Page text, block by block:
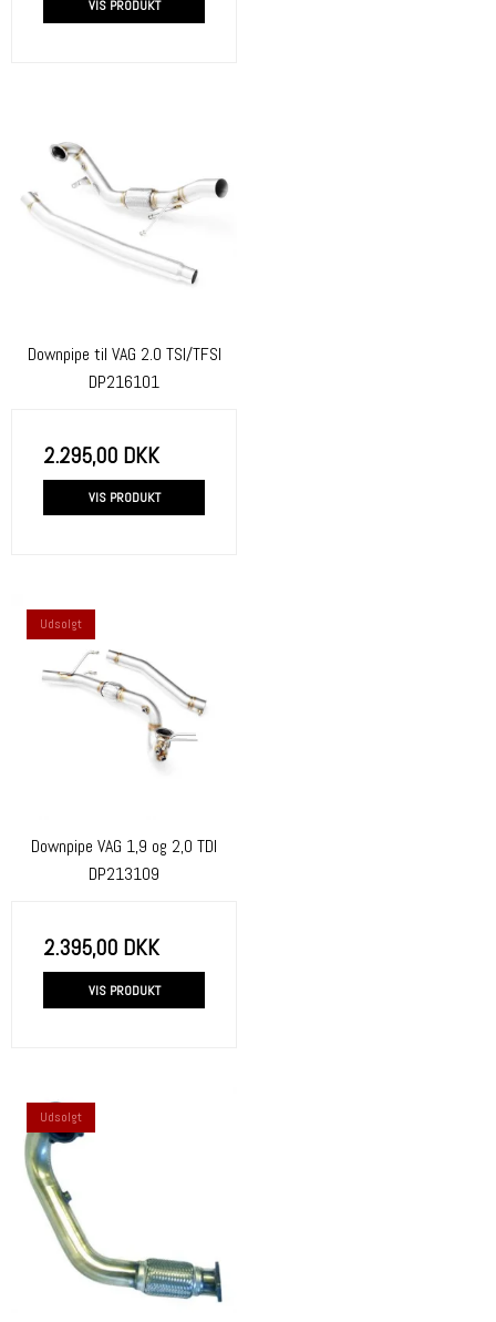
VIS PRODUKT
Downpipe til VAG 2.0 TSI/TFSI
DP216101
2.295,00 DKK
VIS PRODUKT
Udsolgt
Downpipe VAG 1,9 og 2,0 TDI
DP213109
2.395,00 DKK
VIS PRODUKT
Udsolgt